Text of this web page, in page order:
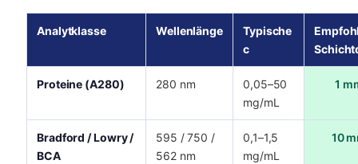
Analytklasse Wellenlänge
Typische
c
Proteine (A280) 280 nm
0,05–50
mg/mL
1
Bradford / Lowry /
BCA
595 / 750 /
562 nm
0,1–1,5
mg/mL
10